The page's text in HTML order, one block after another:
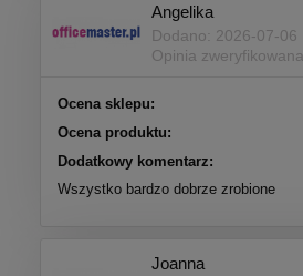
Angelika
Dodano: 2026-07-06
Opinia zweryfikowana
Ocena sklepu:
Ocena produktu:
Dodatkowy komentarz:
Wszystko bardzo dobrze zrobione
Joanna